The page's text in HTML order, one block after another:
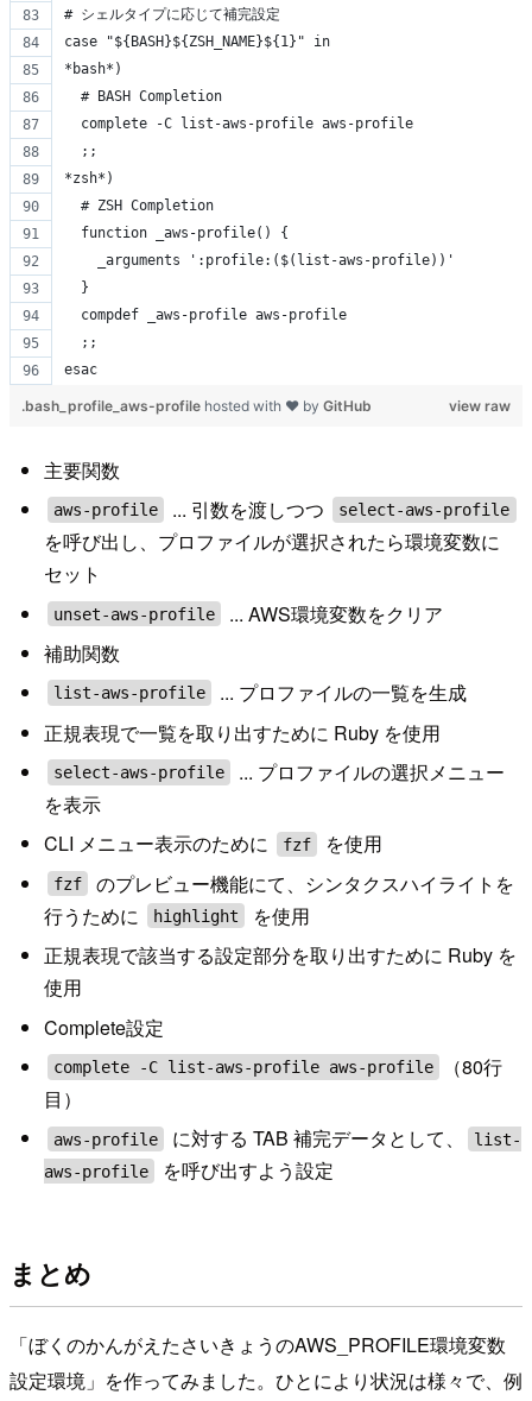
# シェルタイプに応じて補完設定
case "${BASH}${ZSH_NAME}${1}" in
*bash*)
  # BASH Completion
  complete -C list-aws-profile aws-profile
  ;;
*zsh*)
  # ZSH Completion
  function _aws-profile() {
    _arguments ':profile:($(list-aws-profile))'
  }
  compdef _aws-profile aws-profile
  ;;
esac
view raw
.bash_profile_aws-profile hosted with ❤ by GitHub
主要関数
aws-profile ... 引数を渡しつつ select-aws-profile
を呼び出し、プロファイルが選択されたら環境変数に
セット
unset-aws-profile
... AWS環境変数をクリア
補助関数
list-aws-profile
... プロファイルの一覧を生成
正規表現で一覧を取り出すために Ruby を使用
select-aws-profile
... プロファイルの選択メニュー
を表示
CLI メニュー表示のために
fzf を使用
fzf
のプレビュー機能にて、シンタクスハイライトを
行うために
highlight
を使用
正規表現で該当する設定部分を取り出すために Ruby を
使用
Complete設定
complete -C list-aws-profile aws-profile
（80行
目）
aws-profile に対する TAB 補完データとして、
list-
aws-profile
を呼び出すよう設定
まとめ
「ぼくのかんがえたさいきょうのAWS_PROFILE環境変数
設定環境」を作ってみました。ひとにより状況は様々で、例